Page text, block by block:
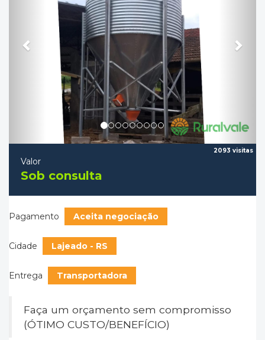
2093 visitas
Valor
Sob consulta
Pagamento Aceita negociação
Cidade Lajeado - RS
Entrega Transportadora
Faça um orçamento sem compromisso
(ÓTIMO CUSTO/BENEFÍCIO)